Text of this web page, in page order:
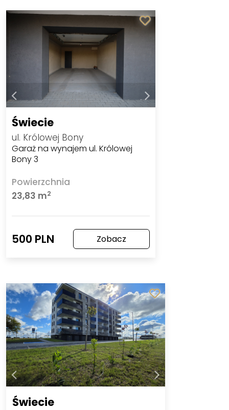
Świecie
ul. Królowej Bony
Garaż na wynajem ul. Królowej
Bony 3
Powierzchnia
23,83 m2
500 PLN Zobacz
Świecie